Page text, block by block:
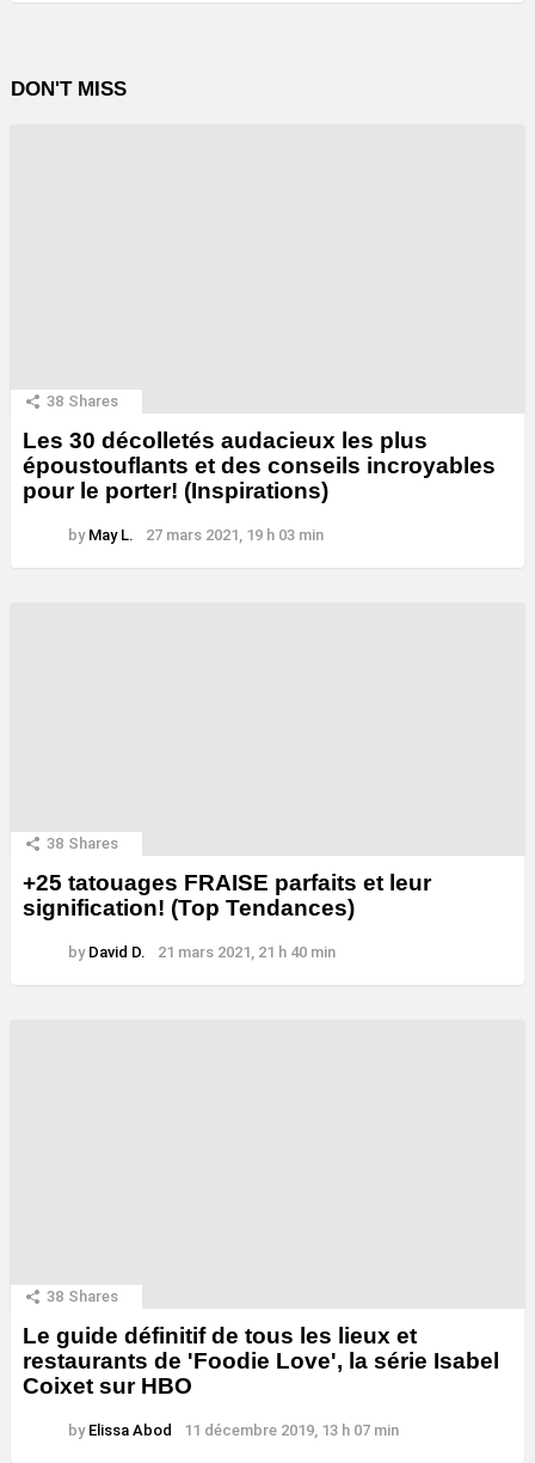
DON'T MISS
38 Shares
Les 30 décolletés audacieux les plus
époustouflants et des conseils incroyables
pour le porter! (Inspirations)
by May L. 27 mars 2021, 19 h 03 min
38 Shares
+25 tatouages ​​FRAISE parfaits et leur
signification! (Top Tendances)
by David D. 21 mars 2021, 21 h 40 min
38 Shares
Le guide définitif de tous les lieux et
restaurants de 'Foodie Love', la série Isabel
Coixet sur HBO
by Elissa Abod 11 décembre 2019, 13 h 07 min